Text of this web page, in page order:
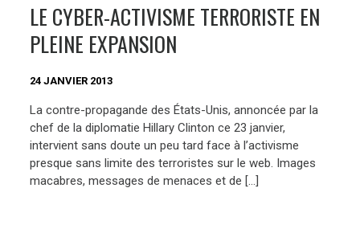
LE CYBER-ACTIVISME TERRORISTE EN
PLEINE EXPANSION
24 JANVIER 2013
La contre-propagande des États-Unis, annoncée par la
chef de la diplomatie Hillary Clinton ce 23 janvier,
intervient sans doute un peu tard face à l’activisme
presque sans limite des terroristes sur le web. Images
macabres, messages de menaces et de […]